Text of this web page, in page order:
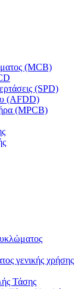
(MCB)
(SPD)
(AFDD)
(MPCB)
γενικής χρήσης
Τάσης